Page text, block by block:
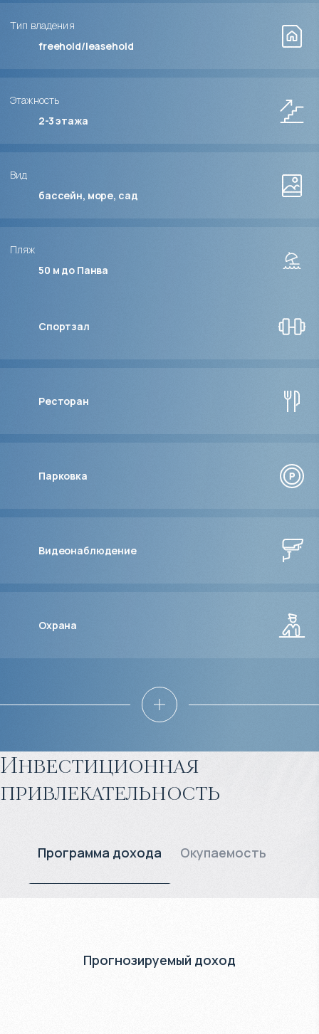
Тип владения
freehold/leasehold
Этажность
2-3этажа
Вид
бассейн, море, сад
Пляж
50 м до Панва
Спортзал
Ресторан
Парковка
Видеонаблюдение
Охрана
Инвестиционная
привлекательность
Программа дохода Окупаемость
Прогнозируемый доход